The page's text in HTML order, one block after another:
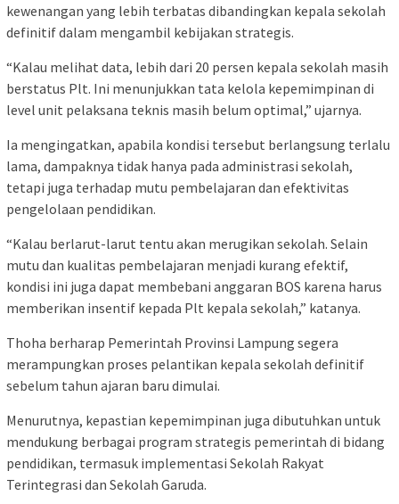
kewenangan yang lebih terbatas dibandingkan kepala sekolah
definitif dalam mengambil kebijakan strategis.
“Kalau melihat data, lebih dari 20 persen kepala sekolah masih
berstatus Plt. Ini menunjukkan tata kelola kepemimpinan di
level unit pelaksana teknis masih belum optimal,” ujarnya.
Ia mengingatkan, apabila kondisi tersebut berlangsung terlalu
lama, dampaknya tidak hanya pada administrasi sekolah,
tetapi juga terhadap mutu pembelajaran dan efektivitas
pengelolaan pendidikan.
“Kalau berlarut-larut tentu akan merugikan sekolah. Selain
mutu dan kualitas pembelajaran menjadi kurang efektif,
kondisi ini juga dapat membebani anggaran BOS karena harus
memberikan insentif kepada Plt kepala sekolah,” katanya.
Thoha berharap Pemerintah Provinsi Lampung segera
merampungkan proses pelantikan kepala sekolah definitif
sebelum tahun ajaran baru dimulai.
Menurutnya, kepastian kepemimpinan juga dibutuhkan untuk
mendukung berbagai program strategis pemerintah di bidang
pendidikan, termasuk implementasi Sekolah Rakyat
Terintegrasi dan Sekolah Garuda.